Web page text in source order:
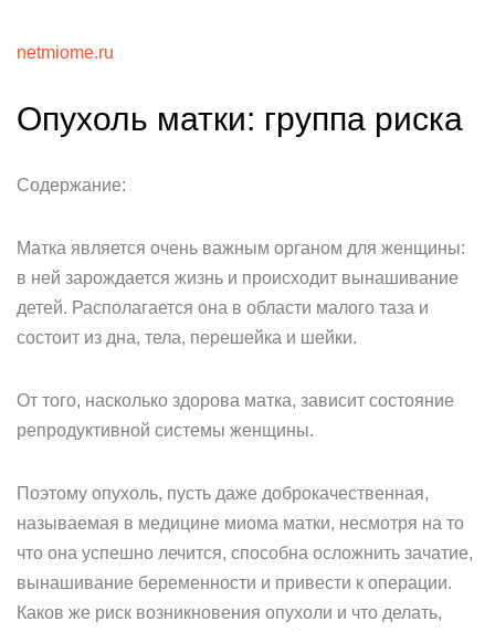
netmiome.ru
Опухоль матки: группа риска
Содержание:
Матка является очень важным органом для женщины:
в ней зарождается жизнь и происходит вынашивание
детей. Располагается она в области малого таза и
состоит из дна, тела, перешейка и шейки.
От того, насколько здорова матка, зависит состояние
репродуктивной системы женщины.
Поэтому опухоль, пусть даже доброкачественная,
называемая в медицине миома матки, несмотря на то
что она успешно лечится, способна осложнить зачатие,
вынашивание беременности и привести к операции.
Каков же риск возникновения опухоли и что делать,